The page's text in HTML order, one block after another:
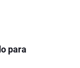
para